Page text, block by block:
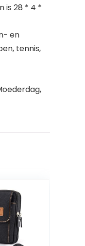
is 28 * 4 *
en
tennis,